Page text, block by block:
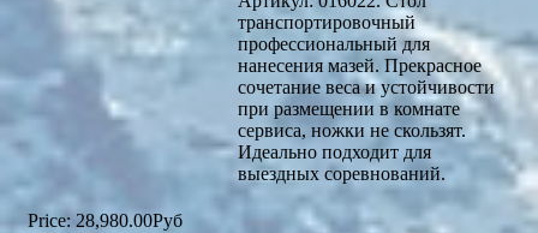
транспортировочный
профессиональный для
нанесения мазей. Прекрасное
сочетание веса и устойчивости
при размещении в комнате
сервиса, ножки не скользят.
Идеально подходит для
выездных соревнований.
Price: 28,980.00Руб